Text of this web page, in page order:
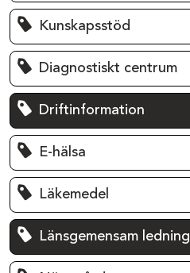
Kunskapsstöd
Diagnostiskt centrum
Driftinformation
E-hälsa
Läkemedel
Länsgemensam ledning